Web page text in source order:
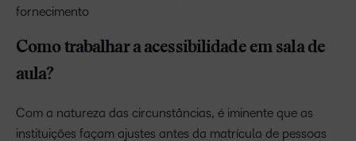
fornecimento
Como trabalhar a acessibilidade em sala de
aula?
Com a natureza das circunstâncias, é iminente que as
instituições façam ajustes antes da matrícula de pessoas